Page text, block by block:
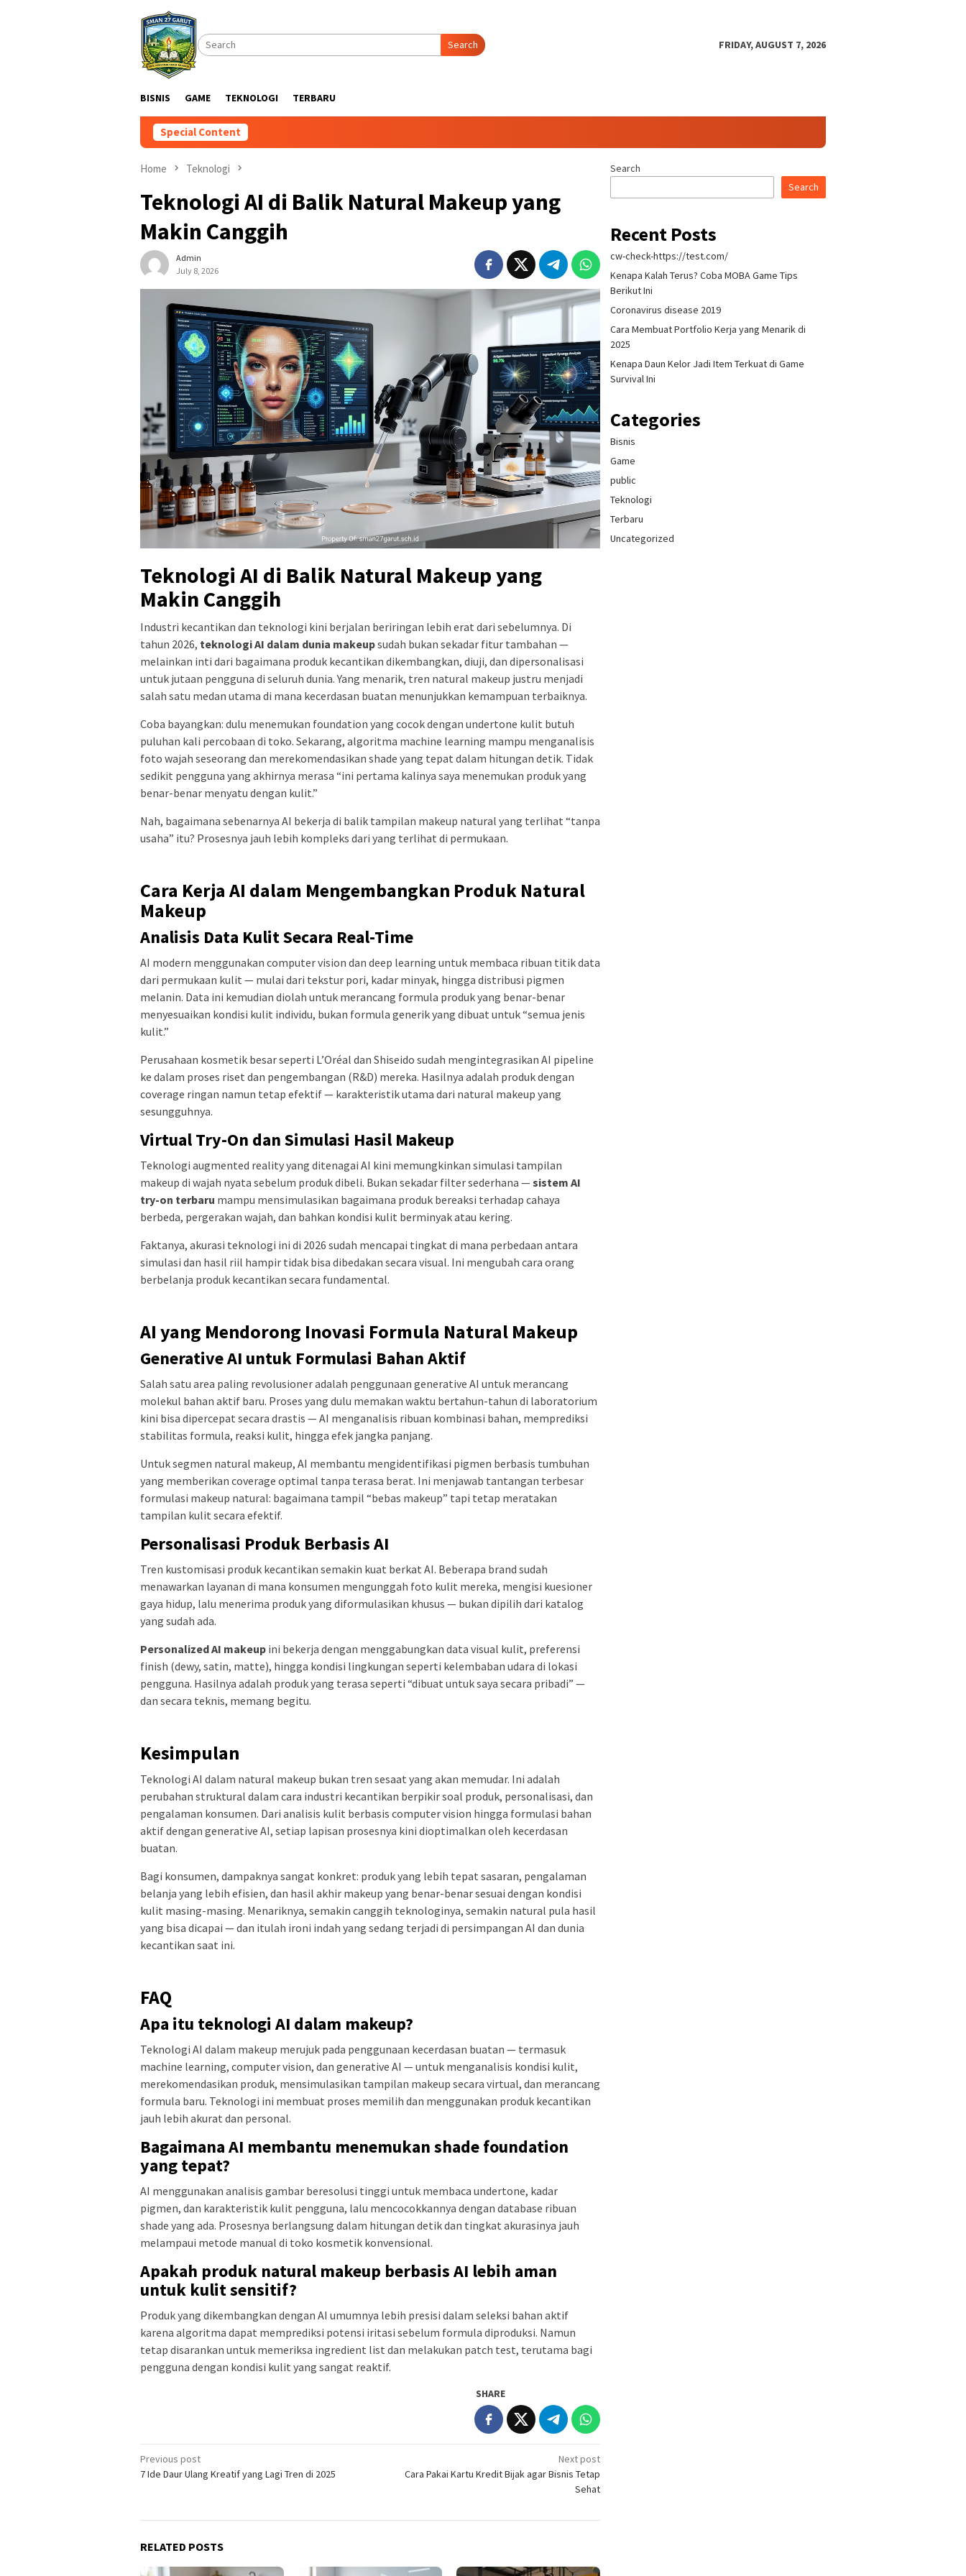
Search FRIDAY, AUGUST 7, 2026
BISNIS GAME TEKNOLOGI TERBARU
Special Content
Home Teknologi
Teknologi AI di Balik Natural Makeup yang
Makin Canggih
Admin
July 8, 2026
Teknologi AI di Balik Natural Makeup yang
Makin Canggih
Industri kecantikan dan teknologi kini berjalan beriringan lebih erat dari sebelumnya. Di
tahun 2026, teknologi AI dalam dunia makeupsudah bukan sekadar fitur tambahan —
melainkan inti dari bagaimana produk kecantikan dikembangkan, diuji, dan dipersonalisasi
untuk jutaan pengguna di seluruh dunia. Yang menarik, tren natural makeup justru menjadi
salah satu medan utama di mana kecerdasan buatan menunjukkan kemampuan terbaiknya.
Coba bayangkan: dulu menemukan foundation yang cocok dengan undertone kulit butuh
puluhan kali percobaan di toko. Sekarang, algoritma machine learning mampu menganalisis
foto wajah seseorang dan merekomendasikan shade yang tepat dalam hitungan detik. Tidak
sedikit pengguna yang akhirnya merasa “ini pertama kalinya saya menemukan produk yang
benar-benar menyatu dengan kulit.”
Nah, bagaimana sebenarnya AI bekerja di balik tampilan makeup natural yang terlihat “tanpa
usaha” itu? Prosesnya jauh lebih kompleks dari yang terlihat di permukaan.
Cara Kerja AI dalam Mengembangkan Produk Natural
Makeup
Analisis Data Kulit Secara Real-Time
AI modern menggunakan computer vision dan deep learning untuk membaca ribuan titik data
dari permukaan kulit — mulai dari tekstur pori, kadar minyak, hingga distribusi pigmen
melanin. Data ini kemudian diolah untuk merancang formula produk yang benar-benar
menyesuaikan kondisi kulit individu, bukan formula generik yang dibuat untuk “semua jenis
kulit.”
Perusahaan kosmetik besar seperti L’Oréal dan Shiseido sudah mengintegrasikan AI pipeline
ke dalam proses riset dan pengembangan (R&D) mereka. Hasilnya adalah produk dengan
coverage ringan namun tetap efektif — karakteristik utama dari natural makeup yang
sesungguhnya.
Virtual Try-On dan Simulasi Hasil Makeup
Teknologi augmented reality yang ditenagai AI kini memungkinkan simulasi tampilan
makeup di wajah nyata sebelum produk dibeli. Bukan sekadar filter sederhana —sistem AI
try-on terbaru mampu mensimulasikan bagaimana produk bereaksi terhadap cahaya
berbeda, pergerakan wajah, dan bahkan kondisi kulit berminyak atau kering.
Faktanya, akurasi teknologi ini di 2026 sudah mencapai tingkat di mana perbedaan antara
simulasi dan hasil riil hampir tidak bisa dibedakan secara visual. Ini mengubah cara orang
berbelanja produk kecantikan secara fundamental.
AI yang Mendorong Inovasi Formula Natural Makeup
Generative AI untuk Formulasi Bahan Aktif
Salah satu area paling revolusioner adalah penggunaan generative AI untuk merancang
molekul bahan aktif baru. Proses yang dulu memakan waktu bertahun-tahun di laboratorium
kini bisa dipercepat secara drastis — AI menganalisis ribuan kombinasi bahan, memprediksi
stabilitas formula, reaksi kulit, hingga efek jangka panjang.
Untuk segmen natural makeup, AI membantu mengidentifikasi pigmen berbasis tumbuhan
yang memberikan coverage optimal tanpa terasa berat. Ini menjawab tantangan terbesar
formulasi makeup natural: bagaimana tampil “bebas makeup” tapi tetap meratakan
tampilan kulit secara efektif.
Personalisasi Produk Berbasis AI
Tren kustomisasi produk kecantikan semakin kuat berkat AI. Beberapa brand sudah
menawarkan layanan di mana konsumen mengunggah foto kulit mereka, mengisi kuesioner
gaya hidup, lalu menerima produk yang diformulasikan khusus — bukan dipilih dari katalog
yang sudah ada.
Personalized AI makeup ini bekerja dengan menggabungkan data visual kulit, preferensi
finish (dewy, satin, matte), hingga kondisi lingkungan seperti kelembaban udara di lokasi
pengguna. Hasilnya adalah produk yang terasa seperti “dibuat untuk saya secara pribadi” —
dan secara teknis, memang begitu.
Kesimpulan
Teknologi AI dalam natural makeup bukan tren sesaat yang akan memudar. Ini adalah
perubahan struktural dalam cara industri kecantikan berpikir soal produk, personalisasi, dan
pengalaman konsumen. Dari analisis kulit berbasis computer vision hingga formulasi bahan
aktif dengan generative AI, setiap lapisan prosesnya kini dioptimalkan oleh kecerdasan
buatan.
Bagi konsumen, dampaknya sangat konkret: produk yang lebih tepat sasaran, pengalaman
belanja yang lebih efisien, dan hasil akhir makeup yang benar-benar sesuai dengan kondisi
kulit masing-masing. Menariknya, semakin canggih teknologinya, semakin natural pula hasil
yang bisa dicapai — dan itulah ironi indah yang sedang terjadi di persimpangan AI dan dunia
kecantikan saat ini.
FAQ
Apa itu teknologi AI dalam makeup?
Teknologi AI dalam makeup merujuk pada penggunaan kecerdasan buatan — termasuk
machine learning, computer vision, dan generative AI — untuk menganalisis kondisi kulit,
merekomendasikan produk, mensimulasikan tampilan makeup secara virtual, dan merancang
formula baru. Teknologi ini membuat proses memilih dan menggunakan produk kecantikan
jauh lebih akurat dan personal.
Bagaimana AI membantu menemukan shade foundation
yang tepat?
AI menggunakan analisis gambar beresolusi tinggi untuk membaca undertone, kadar
pigmen, dan karakteristik kulit pengguna, lalu mencocokkannya dengan database ribuan
shade yang ada. Prosesnya berlangsung dalam hitungan detik dan tingkat akurasinya jauh
melampaui metode manual di toko kosmetik konvensional.
Apakah produk natural makeup berbasis AI lebih aman
untuk kulit sensitif?
Produk yang dikembangkan dengan AI umumnya lebih presisi dalam seleksi bahan aktif
karena algoritma dapat memprediksi potensi iritasi sebelum formula diproduksi. Namun
tetap disarankan untuk memeriksa ingredient list dan melakukan patch test, terutama bagi
pengguna dengan kondisi kulit yang sangat reaktif.
SHARE
Post
navigation
Previous post
7 Ide Daur Ulang Kreatif yang Lagi Tren di 2025
Next post
Cara Pakai Kartu Kredit Bijak agar Bisnis Tetap
Sehat
RELATED POSTS
Search
Search
Recent Posts
cw-check-https://test.com/
Kenapa Kalah Terus? Coba MOBA Game Tips
Berikut Ini
Coronavirus disease 2019
Cara Membuat Portfolio Kerja yang Menarik di
2025
Kenapa Daun Kelor Jadi Item Terkuat di Game
Survival Ini
Categories
Bisnis
Game
public
Teknologi
Terbaru
Uncategorized